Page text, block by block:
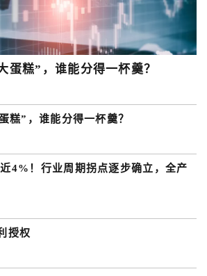
蛋糕”，谁能分得一杯羹？
糕”，谁能分得一杯羹？
4%！行业周期拐点逐步确立，全产
授权